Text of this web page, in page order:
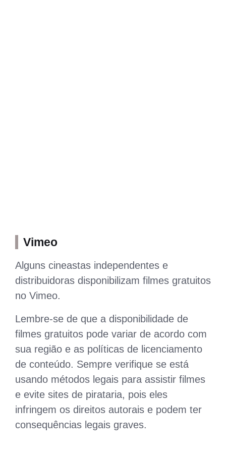
Vimeo
Alguns cineastas independentes e
distribuidoras disponibilizam filmes gratuitos
no Vimeo.
Lembre-se de que a disponibilidade de
filmes gratuitos pode variar de acordo com
sua região e as políticas de licenciamento
de conteúdo. Sempre verifique se está
usando métodos legais para assistir filmes
e evite sites de pirataria, pois eles
infringem os direitos autorais e podem ter
consequências legais graves.